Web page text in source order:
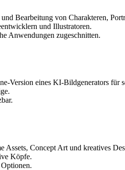
Bearbeitung von Charakteren,
und Illustratoren.
Anwendungen zugeschnitten.
Version eines KI-Bildgenerators für
Assets, Concept Art und kreatives
Köpfe.